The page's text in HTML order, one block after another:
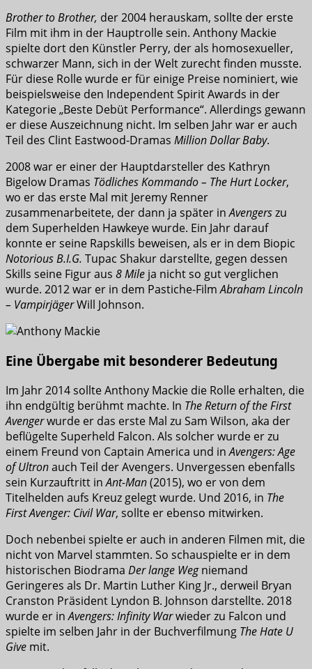
Brother to Brother, der 2004 herauskam, sollte der erste
Film mit ihm in der Hauptrolle sein. Anthony Mackie
spielte dort den Künstler Perry, der als homosexueller,
schwarzer Mann, sich in der Welt zurecht finden musste.
Für diese Rolle wurde er für einige Preise nominiert, wie
beispielsweise den Independent Spirit Awards in der
Kategorie „Beste Debüt Performance“. Allerdings gewann
er diese Auszeichnung nicht. Im selben Jahr war er auch
Teil des Clint Eastwood-Dramas Million Dollar Baby.
2008 war er einer der Hauptdarsteller des Kathryn
Bigelow Dramas Tödliches Kommando – The Hurt Locker,
wo er das erste Mal mit Jeremy Renner
zusammenarbeitete, der dann ja später inAvengerszu
dem Superhelden Hawkeye wurde. Ein Jahr darauf
konnte er seine Rapskills beweisen, als er in dem Biopic
Notorious B.I.G. Tupac Shakur darstellte, gegen dessen
Skills seine Figur aus 8 Mile ja nicht so gut verglichen
wurde. 2012 war er in dem Pastiche-FilmAbraham Lincoln
– VampirjägerWill Johnson.
Eine Übergabe mit besonderer Bedeutung
Im Jahr 2014 sollte Anthony Mackie die Rolle erhalten, die
ihn endgültig berühmt machte. In The Return of the First
Avengerwurde er das erste Mal zu Sam Wilson, aka der
beflügelte Superheld Falcon. Als solcher wurde er zu
einem Freund von Captain America und inAvengers: Age
of Ultronauch Teil der Avengers. Unvergessen ebenfalls
sein Kurzauftritt inAnt-Man(2015), wo er von dem
Titelhelden aufs Kreuz gelegt wurde. Und 2016, in The
First Avenger: Civil War, sollte er ebenso mitwirken.
Doch nebenbei spielte er auch in anderen Filmen mit, die
nicht von Marvel stammten. So schauspielte er in dem
historischen Biodrama Der lange Wegniemand
Geringeres als Dr. Martin Luther King Jr., derweil Bryan
Cranston Präsident Lyndon B. Johnson darstellte. 2018
wurde er inAvengers: Infinity Warwieder zu Falcon und
spielte im selben Jahr in der Buchverfilmung The Hate U
Give mit.